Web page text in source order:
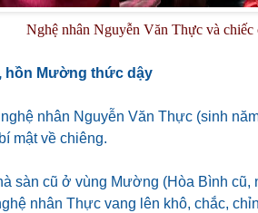
Nghệ nhân Nguyễn Văn Thực và chiếc
hồn Mường thức dậy
nhân Nguyễn Văn Thực (sinh
mật về chiêng.
sàn cũ ở vùng Mường (Hòa Bình cũ,
nhân Thực vang lên khô, chắc,